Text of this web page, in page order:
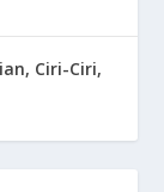
Ciri-Ciri,